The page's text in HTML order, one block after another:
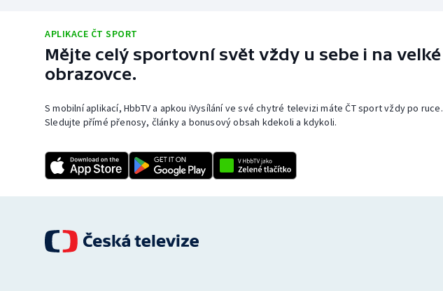
APLIKACE ČT SPORT
Mějte celý sportovní svět vždy u sebe i na velké
obrazovce.
S mobilní aplikací, HbbTV a apkou iVysílání ve své chytré televizi máte ČT sport vždy po ruce.
Sledujte přímé přenosy, články a bonusový obsah kdekoli a kdykoli.